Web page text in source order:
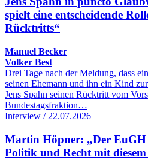
spielt eine entscheidende
Rücktritts“
Manuel Becker
Volker Best
Drei Tage nach der Meldung, dass
seinen Ehemann und ihn ein Kind
Jens Spahn seinen Rücktritt vom
Bundestagsfraktion…
Interview / 22.07.2026
Martin Höpner: „Der EuGH
Politik und Recht mit